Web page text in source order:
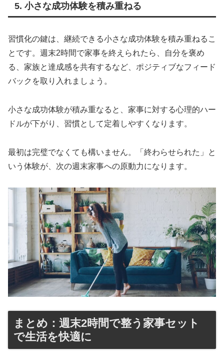
5. 小さな成功体験を積み重ねる
習慣化の鍵は、継続できる小さな成功体験を積み重ねるこ
とです。週末2時間で家事を終えられたら、自分を褒め
る、家族と達成感を共有するなど、ポジティブなフィード
バックを取り入れましょう。
小さな成功体験が積み重なると、家事に対する心理的ハー
ドルが下がり、習慣として定着しやすくなります。
最初は完璧でなくても構いません。「終わらせられた」と
いう体験が、次の週末家事への原動力になります。
まとめ：週末2時間で整う家事セット
で生活を快適に